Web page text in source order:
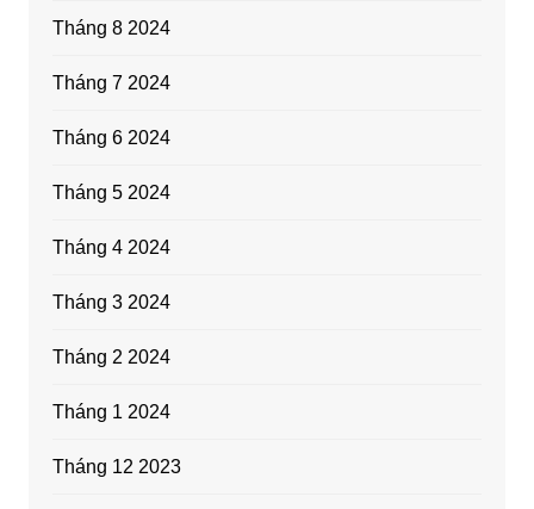
Tháng 8 2024
Tháng 7 2024
Tháng 6 2024
Tháng 5 2024
Tháng 4 2024
Tháng 3 2024
Tháng 2 2024
Tháng 1 2024
Tháng 12 2023